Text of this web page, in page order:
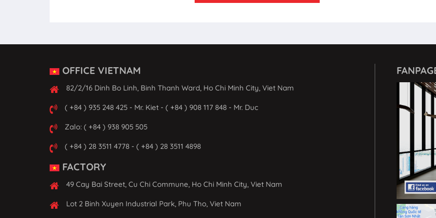
OFFICE VIETNAM
82/2/16 Dinh Bo Linh, Binh Thanh Ward, Ho Chi Minh City, Viet Nam
( +84 ) 935 248 425 - Mr. Kiet - ( +84 ) 908 117 848 - Mr. Duc
Zalo: ( +84 ) 938 905 505
( +84 ) 28 3511 4778 - ( +84 ) 28 3511 4898
FACTORY
49 Cay Bai Street, Cu Chi Commune, Ho Chi Minh City, Viet Nam
Lot 2 Binh Xuyen Industrial Park, Phu Tho, Viet Nam